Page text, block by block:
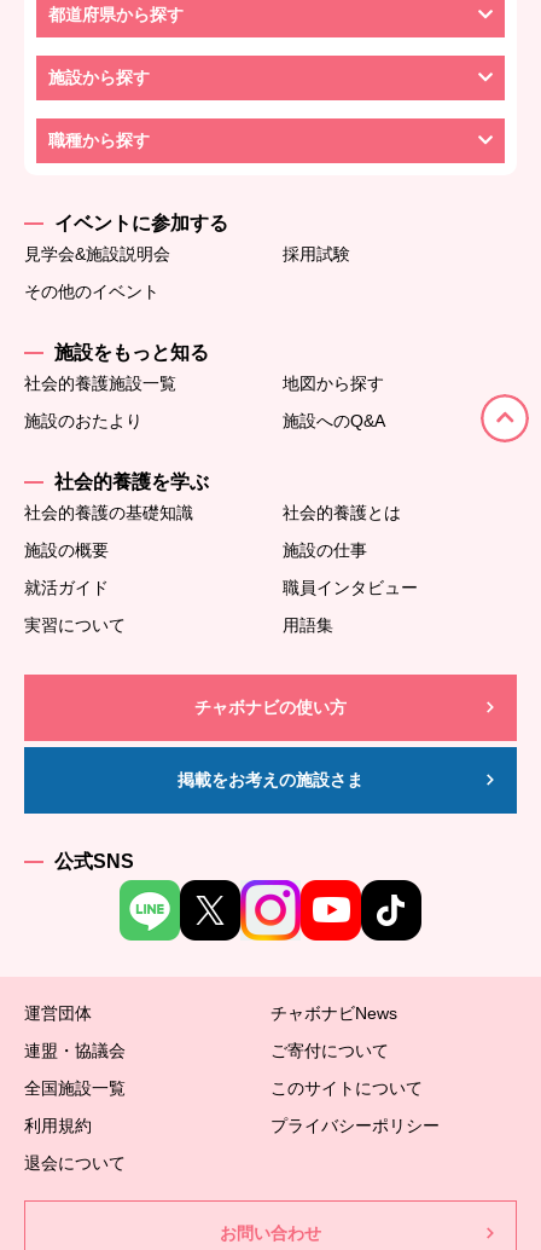
都道府県から探す
施設から探す
職種から探す
イベントに参加する
見学会&施設説明会
採用試験
その他のイベント
施設をもっと知る
社会的養護施設一覧
地図から探す
施設のおたより
施設へのQ&A
社会的養護を学ぶ
社会的養護の基礎知識
社会的養護とは
施設の概要
施設の仕事
就活ガイド
職員インタビュー
実習について
用語集
チャボナビの使い方
掲載をお考えの施設さま
公式SNS
運営団体
チャボナビNews
連盟・協議会
ご寄付について
全国施設一覧
このサイトについて
利用規約
プライバシーポリシー
退会について
お問い合わせ